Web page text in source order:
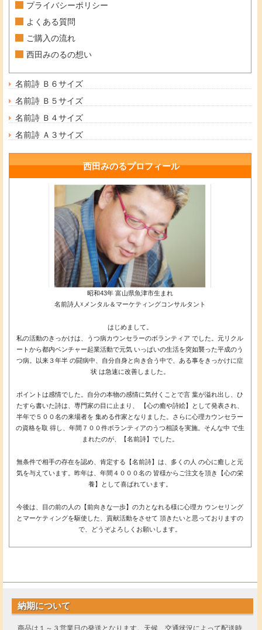
プライバシーポリシー
よくある質問
ご購入の流れ
西田みのるの想い
名前詩 Ｂ６サイズ
名前詩 Ｂ５サイズ
名前詩 Ｂ４サイズ
名前詩 Ａ３サイズ
西田みのるプロフィール
昭和43年 富山県魚津市生まれ
名前詩人☓メンタル＆マーケティングコンサルタント
はじめまして。
私の活動のきっかけは、うつ病カウンセラーのボランティア でした。元リクル
ートから都内ベンチャー起業活動で元気 いっぱいの生活を突如襲った平成のう
つ病。以来３年半 の闘病中、自分自身と向き合う中で、ある事をきっかけに症
状 は急速に改善しました。
ポイントは感情でした。自分の本物の感情に気付くことで言 葉が溢れ出し、ひ
たすら書いた詩は、専門家の目に止まり、 【心の癒や詩絵】として発表され、
半年で５００名の来場者を 集める作家となりました。さらに心理カウンセラー
の資格を取 得し、年間７００件ボランティアのうつ相談を実施。そんな中 で生
まれたのが、【名前詩】でした。
無条件で相手の存在を認め、肯定する【名前詩】は、多くの人 の心に癒しと元
気を与えています。昨年は、年間４０００名の 皆様からご注文を頂き【心の栄
養】として喜ばれています。
今後は、目の前の人の【前向きな一歩】の力となれる様に心理カ ウンセリング
とマーケティングを駆使した、貢献活動をさせて 頂きたいと思っておりますの
で、どうぞよろしくお願いします。
納期について
商品は１～３営業日の発送となります。天候、交通状況によって配送時